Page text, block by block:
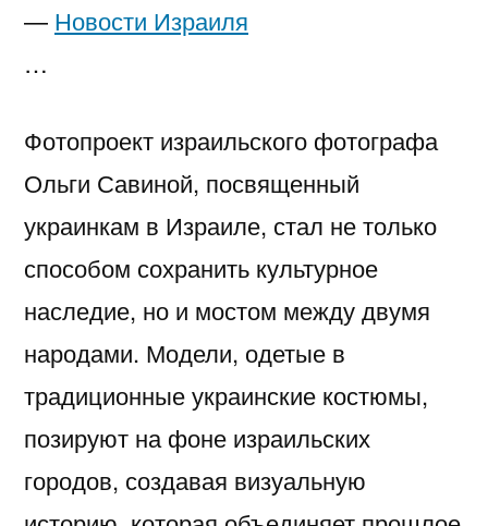
— Новости Израиля
…
Фотопроект израильского фотографа
Ольги Савиной, посвященный
украинкам в Израиле, стал не только
способом сохранить культурное
наследие, но и мостом между двумя
народами. Модели, одетые в
традиционные украинские костюмы,
позируют на фоне израильских
городов, создавая визуальную